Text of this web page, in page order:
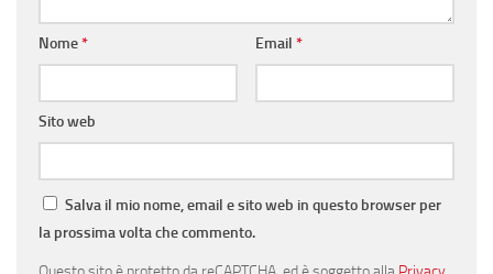
Nome* Email *
Sito web
Salva il mio nome, email e sito web in questo browser per
la prossima volta che commento.